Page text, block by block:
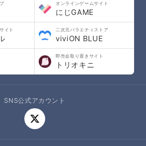
オンラインゲームサイト
にじGAME
イト 二次元バラエティストア
viviON BLUE
即売会取り置きサイト
トリオキニ
SNS公式アカウント